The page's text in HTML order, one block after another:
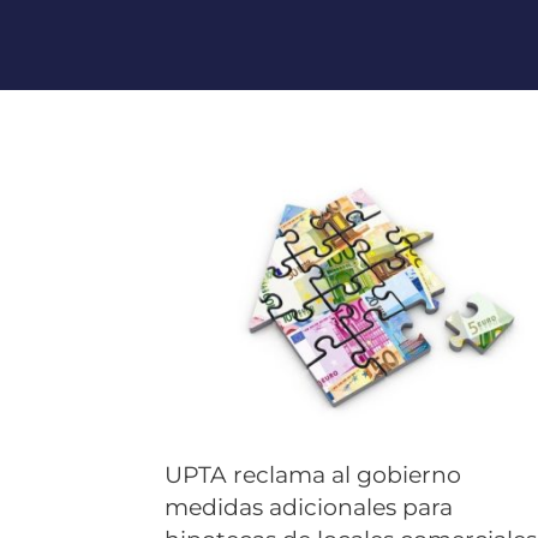
UPTA reclama al gobierno
medidas adicionales para